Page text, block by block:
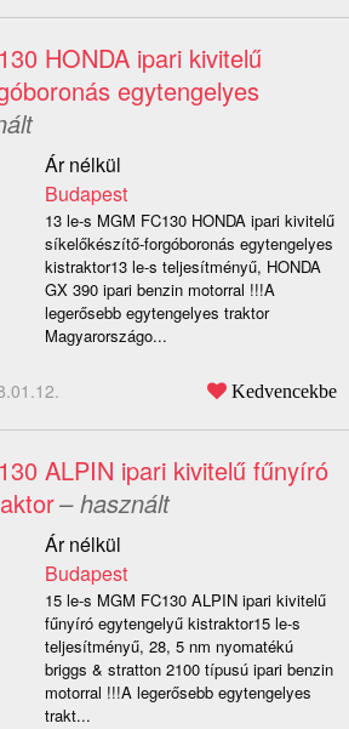
HONDA ipari kivitelű
egytengelyes
Ár nélkül
Budapest
13 le-s MGM FC130 HONDA ipari kivitelű
síkelőkészítő-forgóboronás egytengelyes
kistraktor13 le-s teljesítményű, HONDA
GX 390 ipari benzin motorral !!!A
legerősebb egytengelyes traktor
Magyarországo...
Kedvencekbe
ALPIN ipari kivitelű fűnyíró
– használt
Ár nélkül
Budapest
15 le-s MGM FC130 ALPIN ipari kivitelű
fűnyíró egytengelyű kistraktor15 le-s
teljesítményű, 28, 5 nm nyomatékú
briggs & stratton 2100 típusú ipari benzin
motorral !!!A legerősebb egytengelyes
trakt...